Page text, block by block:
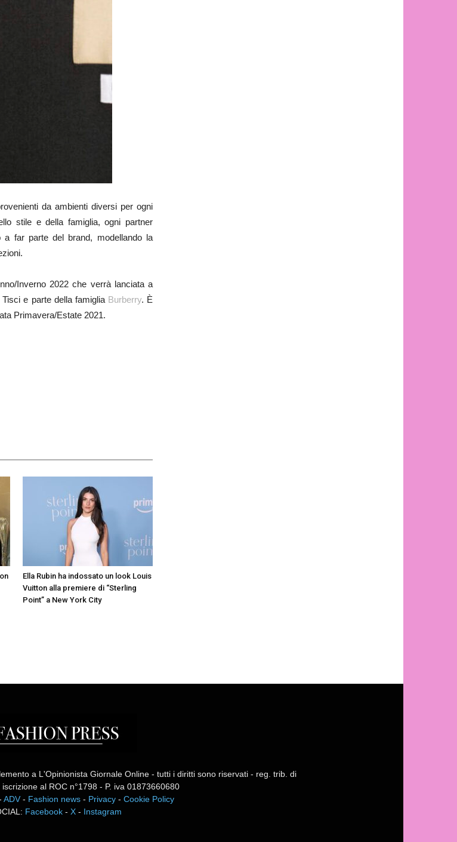
da ambienti diversi per ogni
stile e della famiglia, ogni partner
far parte del brand, modellando la
Inverno 2022 che verrà lanciata a
e parte della famiglia Burberry. È
Primavera/Estate 2021.
Ella Rubin ha indossato un look Louis
Vuitton alla premiere di “Sterling
Point” a New York City
a L'Opinionista Giornale Online - tutti i diritti sono riservati - reg. trib. di
al ROC n°1798 - P. iva 01873660680
ADV- Fashion news- Privacy- Cookie Policy
Facebook -X - Instagram